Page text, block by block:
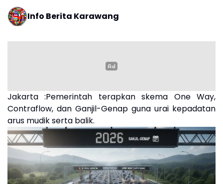
Info Berita Karawang
Jakarta :Pemerintah terapkan skema One Way,
Contraflow, dan Ganjil-Genap guna urai kepadatan
arus mudik serta balik.